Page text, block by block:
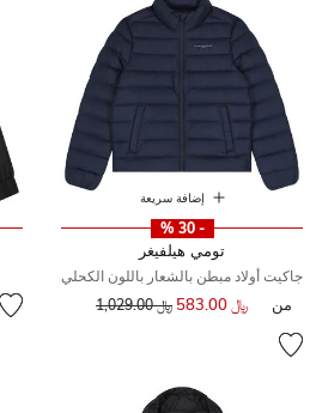
إضافة سريعة
- 30 %
تومي هيلفيغر
جاكيت أولاد مبطن بالشعار باللون الكحلي
من ﷼ 583.00 سعر مخفض من﷼ 1,029.00